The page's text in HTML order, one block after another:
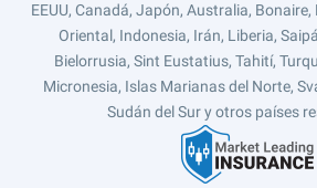
EEUU, Canadá, Japón, Australia,
Oriental, Indonesia, Irán, Liberia,
Bielorrusia, Sint Eustatius, Tahití,
Micronesia, Islas Marianas del Norte,
Sudán del Sur y otros países